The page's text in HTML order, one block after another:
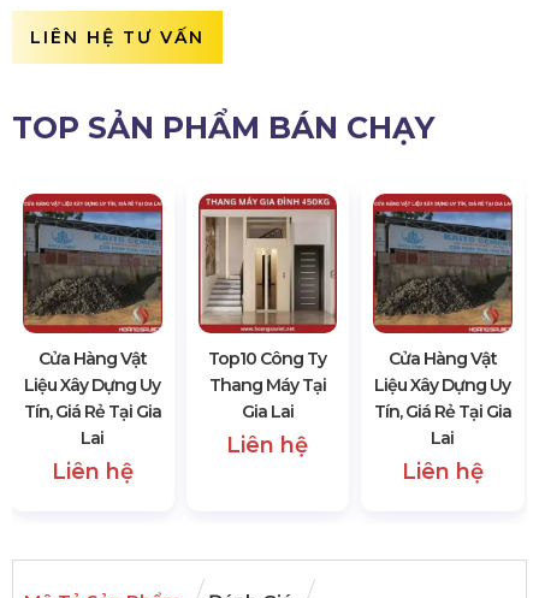
LIÊN HỆ TƯ VẤN
TOP SẢN PHẨM BÁN CHẠY
Cửa Hàng Vật
Liệu Xây Dựng Uy
Tín, Giá Rẻ Tại Gia
Lai
Liên hệ
Top10 Công Ty
Thang Máy Tại
Gia Lai
Liên hệ
Cửa Hàng Vật
Liệu Xây Dựng Uy
Tín, Giá Rẻ Tại Gia
Lai
Liên hệ